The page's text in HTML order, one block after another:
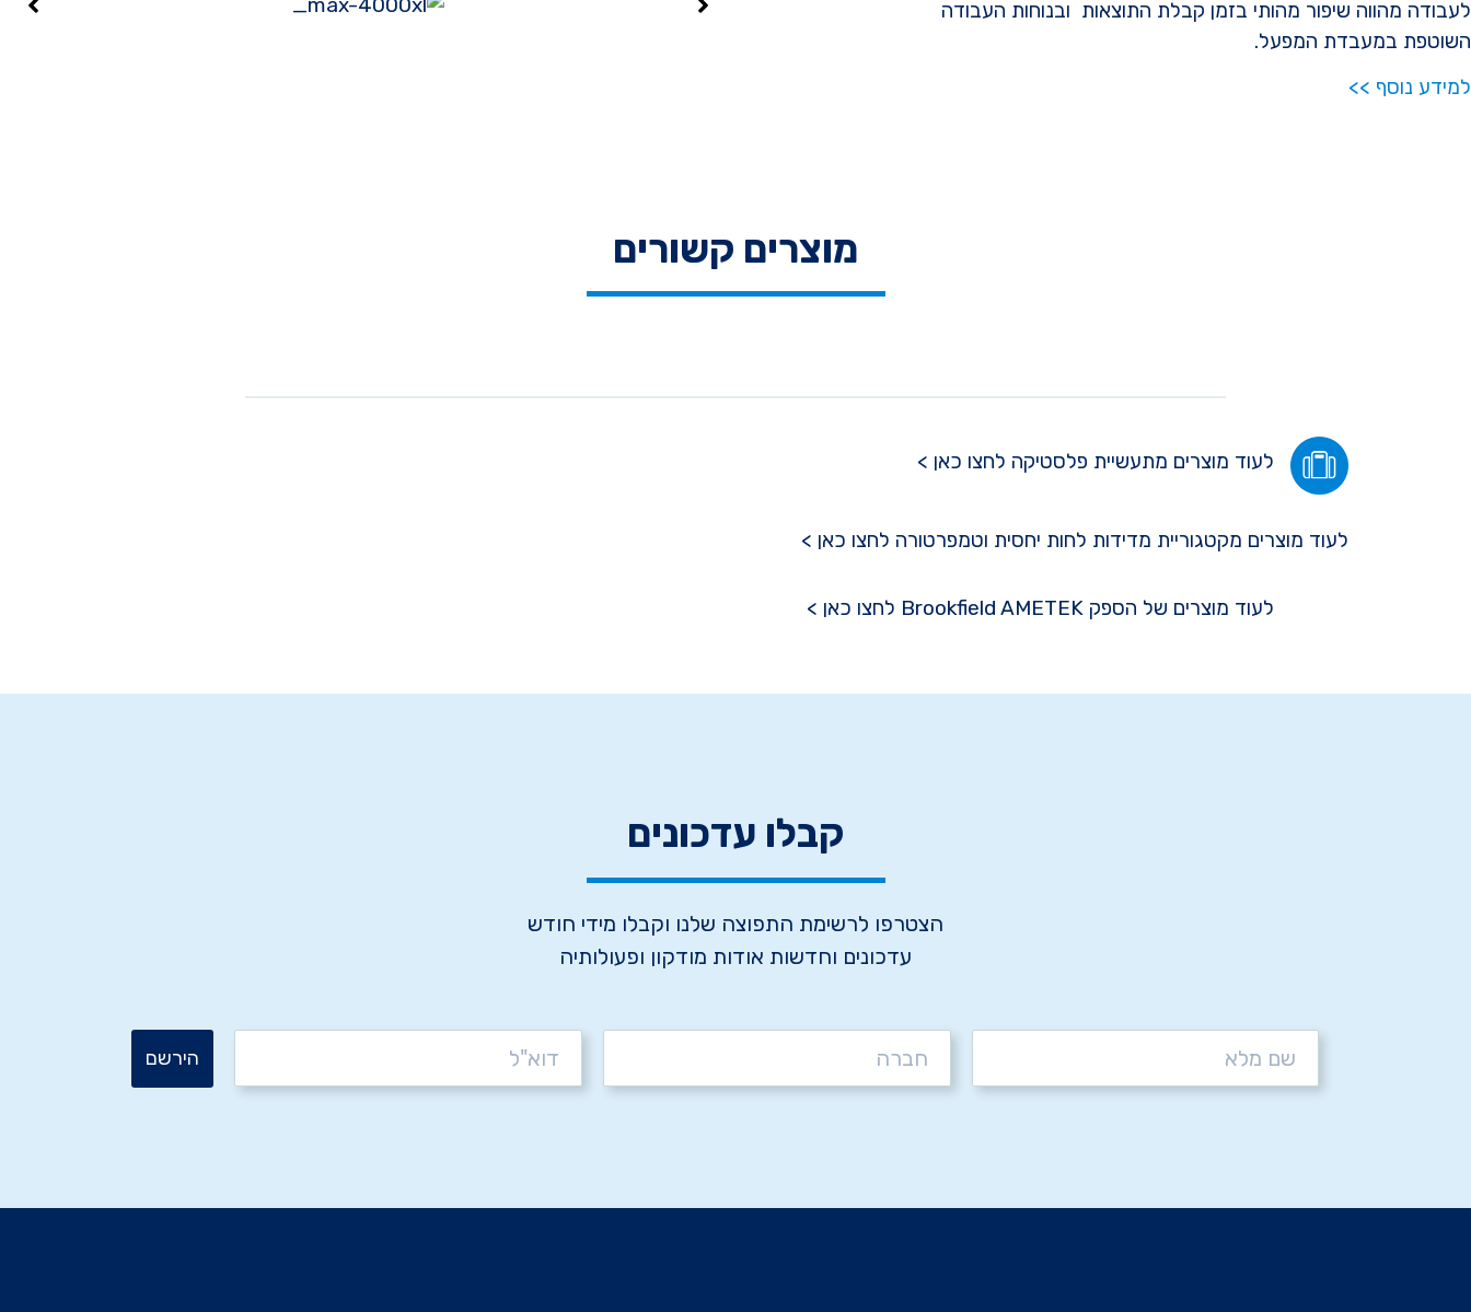
לעבודה מהווה שיפור מהותי בזמן קבלת התוצאות ובנוחות העבודה
השוטפת במעבדת המפעל.
למידע נוסף >>
מוצרים קשורים
לעוד מוצרים מתעשיית פלסטיקה לחצו כאן >
לעוד מוצרים מקטגוריית מדידות לחות יחסית וטמפרטורה לחצו כאן >
לעוד מוצרים של הספק Brookfield AMETEK לחצו כאן >
קבלו עדכונים
הצטרפו לרשימת התפוצה שלנו וקבלו מידי חודש
עדכונים וחדשות אודות מודקון ופעולותיה